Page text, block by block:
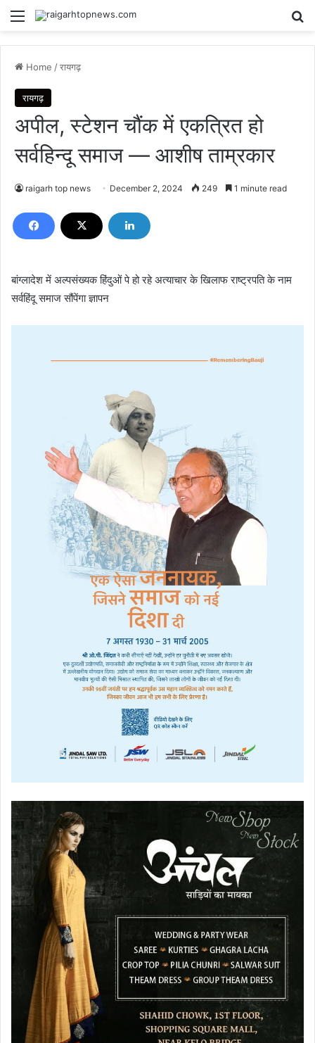
Menu
Home /रायगढ़
रायगढ़
अपील, स्टेशन चौंक में एकत्रित हो
सर्वहिन्दू समाज — आशीष ताम्रकार
raigarh top news December 2, 2024 249 1 minute read
बांग्लादेश में अल्पसंख्यक हिंदुओं पे हो रहे अत्याचार के खिलाफ राष्ट्रपति के नाम
सर्वहिंदू समाज सौंपेंगा ज्ञापन